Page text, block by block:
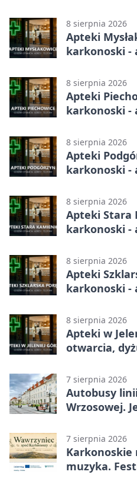
8 sierpnia 2026
Apteki
karkonoski -
8 sierpnia 2026
Apteki
karkonoski -
8 sierpnia 2026
Apteki
karkonoski -
8 sierpnia 2026
Apteki Stara
karkonoski -
8 sierpnia 2026
Apteki
karkonoski -
8 sierpnia 2026
Apteki w
otwarcia,
7 sierpnia 2026
Autobusy
Wrzosowej.
7 sierpnia 2026
Karkonoskie
muzyka.